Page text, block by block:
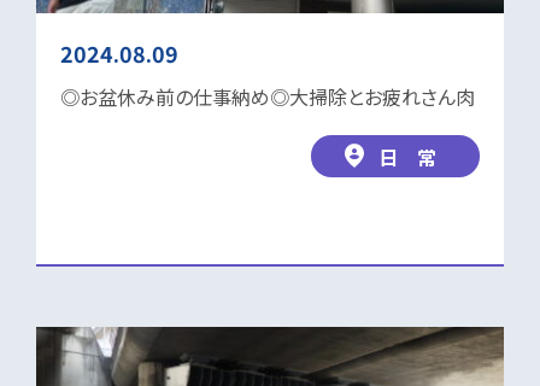
2024.08.09
◎お盆休み前の仕事納め◎大掃除とお疲れさん肉
日 常